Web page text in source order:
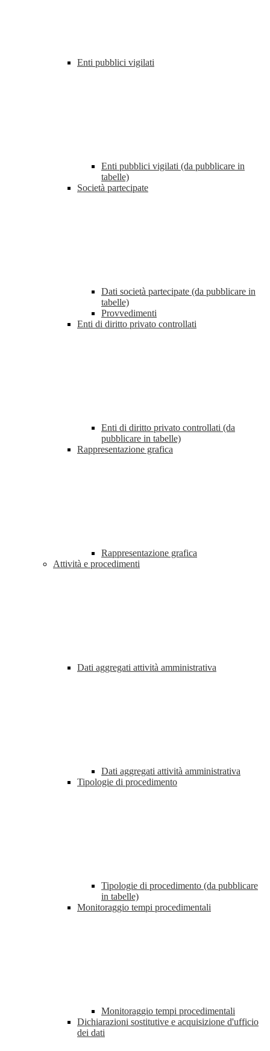
Enti pubblici vigilati
Enti pubblici vigilati (da pubblicare in
tabelle)
Società partecipate
Dati società partecipate (da pubblicare in
tabelle)
Provvedimenti
Enti di diritto privato controllati
Enti di diritto privato controllati (da
pubblicare in tabelle)
Rappresentazione grafica
Rappresentazione grafica
Attività e procedimenti
Dati aggregati attività amministrativa
Dati aggregati attività amministrativa
Tipologie di procedimento
Tipologie di procedimento (da pubblicare
in tabelle)
Monitoraggio tempi procedimentali
Monitoraggio tempi procedimentali
Dichiarazioni sostitutive e acquisizione d'ufficio
dei dati